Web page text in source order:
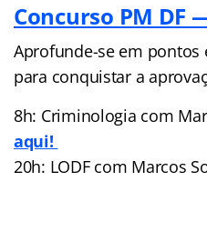
Concurso PM DF
Aprofunde-se em pontos
para conquistar a
8h: Criminologia com
aqui!
20h: LODF com Marcos